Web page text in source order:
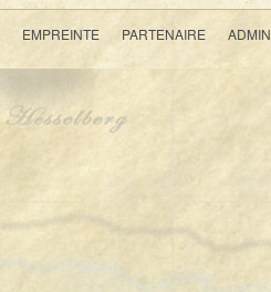
EMPREINTE PARTENAIRE ADMIN